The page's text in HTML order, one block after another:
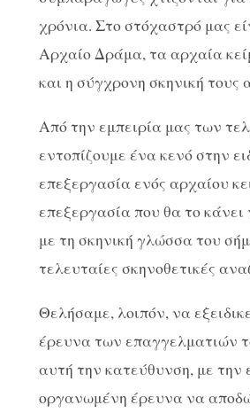
χρόνια. Στο στόχαστρό μας
Αρχαίο Δράμα, τα αρχαία
και η σύγχρονη σκηνική τους
Από την εμπειρία μας των
εντοπίζουμε ένα κενό στην
επεξεργασία ενός αρχαίου
επεξεργασία που θα το κάνει
με τη σκηνική γλώσσα του
τελευταίες σκηνοθετικές
Θελήσαμε, λοιπόν, να
έρευνα των επαγγελματιών
αυτή την κατεύθυνση, με την
οργανωμένη έρευνα να